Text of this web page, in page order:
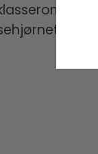
eller